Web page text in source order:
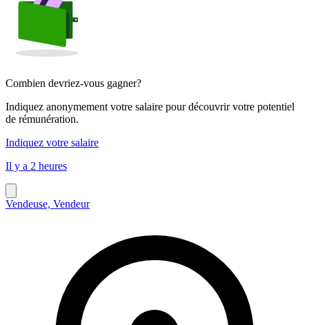
Combien devriez-vous gagner?
Indiquez anonymement votre salaire pour découvrir votre potentiel
de rémunération.
Indiquez votre salaire
Il y a 2 heures
Vendeuse, Vendeur